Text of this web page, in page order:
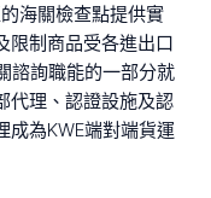
海關檢查點提供實
限制商品受各進出口
諮詢職能的一部分就
代理、認證設施及認
成為KWE端對端貨運